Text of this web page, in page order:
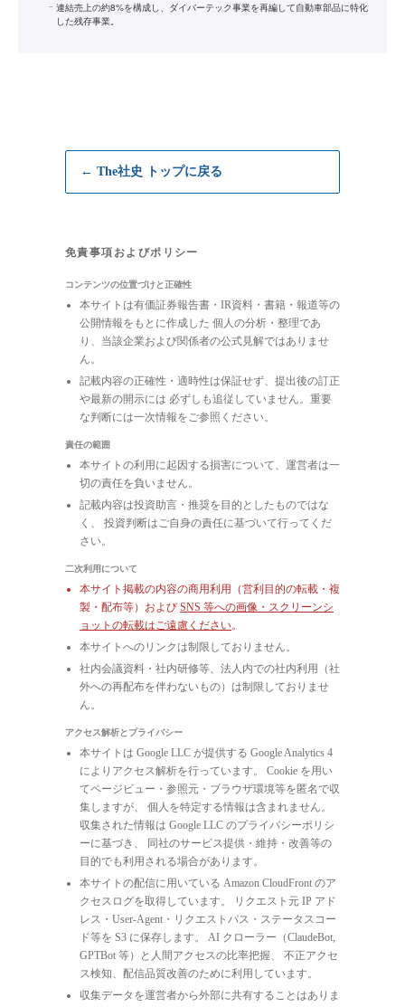
連結売上の約8%を構成し、ダイバーテック事業を再編して自動車部品に特化
した残存事業。
← The社史 トップに戻る
免責事項およびポリシー
コンテンツの位置づけと正確性
本サイトは有価証券報告書・IR資料・書籍・報道等の
公開情報をもとに作成した 個人の分析・整理であ
り、当該企業および関係者の公式見解ではありませ
ん。
記載内容の正確性・適時性は保証せず、提出後の訂正
や最新の開示には 必ずしも追従していません。重要
な判断には一次情報をご参照ください。
責任の範囲
本サイトの利用に起因する損害について、運営者は一
切の責任を負いません。
記載内容は投資助言・推奨を目的としたものではな
く、 投資判断はご自身の責任に基づいて行ってくだ
さい。
二次利用について
本サイト掲載の内容の商用利用（営利目的の転載・複
製・配布等）および SNS 等への画像・スクリーンシ
ョットの転載はご遠慮ください。
本サイトへのリンクは制限しておりません。
社内会議資料・社内研修等、法人内での社内利用（社
外への再配布を伴わないもの）は制限しておりませ
ん。
アクセス解析とプライバシー
本サイトは Google LLC が提供する Google Analytics 4
によりアクセス解析を行っています。 Cookie を用い
てページビュー・参照元・ブラウザ環境等を匿名で収
集しますが、 個人を特定する情報は含まれません。
収集された情報は Google LLC のプライバシーポリシ
ーに基づき、 同社のサービス提供・維持・改善等の
目的でも利用される場合があります。
本サイトの配信に用いている Amazon CloudFront のア
クセスログを取得しています。 リクエスト元 IP アド
レス・User-Agent・リクエストパス・ステータスコー
ド等を S3 に保存します。 AI クローラー（ClaudeBot,
GPTBot 等）と人間アクセスの比率把握、 不正アクセ
ス検知、配信品質改善のために利用しています。
収集データを運営者から外部に共有することはありま